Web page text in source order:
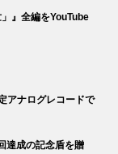
』全編をYouTube
アナログレコードで
達成の記念盾を贈